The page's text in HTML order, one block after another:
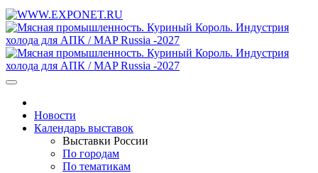
Новости
Календарь выставок
Выставки России
По городам
По тематикам